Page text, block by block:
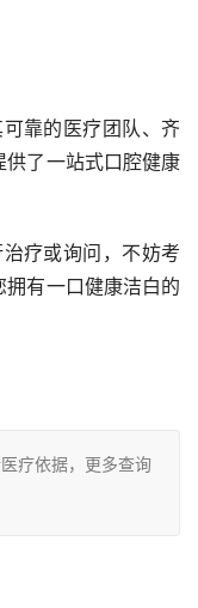
了一站式口腔健康
有一口健康洁白的
疗依据，更多查询